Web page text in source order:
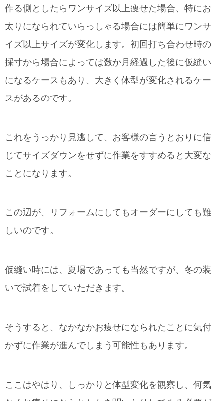
作る側としたらワンサイズ以上痩せた場合、特にお
太りになられていらっしゃる場合には簡単にワンサ
イズ以上サイズが変化します。初回打ち合わせ時の
採寸から場合によっては数か月経過した後に仮縫い
になるケースもあり、大きく体型が変化されるケー
スがあるのです。
これをうっかり見逃して、お客様の言うとおりに信
じてサイズダウンをせずに作業をすすめると大変な
ことになります。
この辺が、リフォームにしてもオーダーにしても難
しいのです。
仮縫い時には、夏場であっても当然ですが、冬の装
いで試着をしていただきます。
そうすると、なかなかお痩せになられたことに気付
かずに作業が進んでしまう可能性もあります。
ここはやはり、しっかりと体型変化を観察し、何気